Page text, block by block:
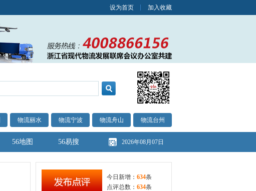
设为首页 加入收藏
物流丽水 物流宁波 物流舟山 物流台州
56地图 56易搜 2026年08月07日
今日新增： 634条
点评总数： 634条